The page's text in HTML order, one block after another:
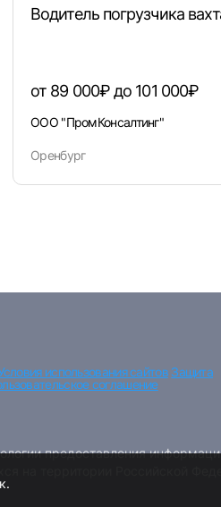
Водитель погрузчика
от 89 000₽ до 101 000₽
ООО "ПромКонсалтинг"
Оренбург
использования сайтов Защита
соглашение
предоставления